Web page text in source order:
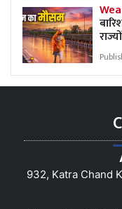
932, Katra Chand